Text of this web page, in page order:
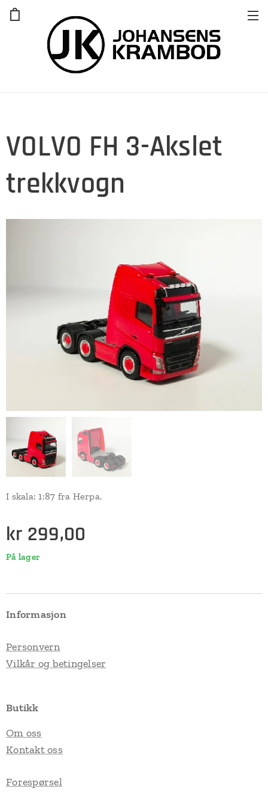
VOLVO FH 3-Akslet
trekkvogn
I skala: 1:87 fra Herpa.
kr 299,00
På lager
Informasjon
Personvern
Vilkår og betingelser
Butikk
Om oss
Kontakt oss
Forespørsel